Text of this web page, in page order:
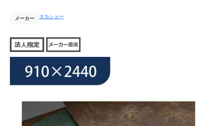
メーカー タカショー